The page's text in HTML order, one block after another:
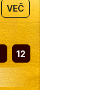
VEČ
12